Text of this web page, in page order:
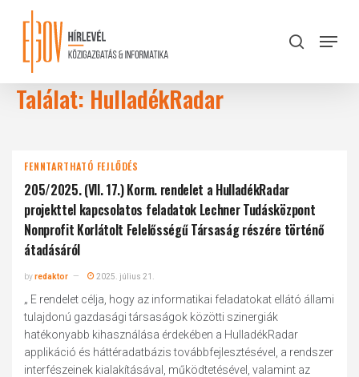
content
search
Menu
Találat: HulladékRadar
FENNTARTHATÓ FEJLŐDÉS
205/2025. (VII. 17.) Korm. rendelet a HulladékRadar
projekttel kapcsolatos feladatok Lechner Tudásközpont
Nonprofit Korlátolt Felelősségű Társaság részére történő
átadásáról
byredaktor 2025. július 21.
„ E rendelet célja, hogy az informatikai feladatokat ellátó állami
tulajdonú gazdasági társaságok közötti szinergiák
hatékonyabb kihasználása érdekében a HulladékRadar
applikáció és háttéradatbázis továbbfejlesztésével, a rendszer
interfészeinek kialakításával, működtetésével, valamint az
Close